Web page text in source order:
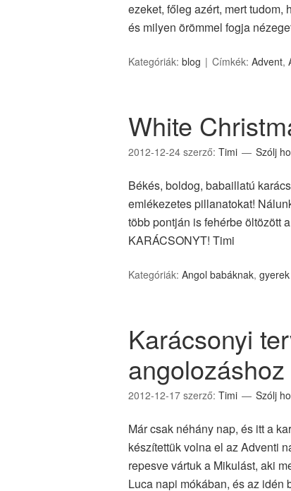
ezeket, főleg azért, mert tudom,
és milyen örömmel fogja
Kategóriák: blog Címkék: Advent,
White
2012-12-24 szerző: Timi Szólj
Békés, boldog, babaillatú
emlékezetes pillanatokat!
több pontján is fehérbe öltözött
KARÁCSONYT! Timi
Kategóriák: Angol babáknak,
Karácsonyi
angolozáshoz
2012-12-17 szerző: Timi Szólj
Már csak néhány nap, és itt a
készítettük volna el az Adventi
repesve vártuk a Mikulást, aki
Luca napi mókában, és az idén